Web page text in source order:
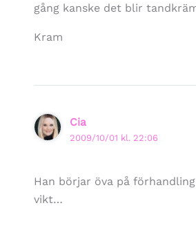
gång kanske det blir
Kram
Cia
2009/10/01 kl. 22:06
Han börjar öva på
vikt…